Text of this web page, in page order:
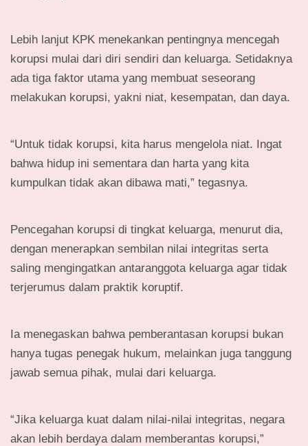
Lebih lanjut KPK menekankan pentingnya mencegah
korupsi mulai dari diri sendiri dan keluarga. Setidaknya
ada tiga faktor utama yang membuat seseorang
melakukan korupsi, yakni niat, kesempatan, dan daya.
“Untuk tidak korupsi, kita harus mengelola niat. Ingat
bahwa hidup ini sementara dan harta yang kita
kumpulkan tidak akan dibawa mati,” tegasnya.
Pencegahan korupsi di tingkat keluarga, menurut dia,
dengan menerapkan sembilan nilai integritas serta
saling mengingatkan antaranggota keluarga agar tidak
terjerumus dalam praktik koruptif.
Ia menegaskan bahwa pemberantasan korupsi bukan
hanya tugas penegak hukum, melainkan juga tanggung
jawab semua pihak, mulai dari keluarga.
“Jika keluarga kuat dalam nilai-nilai integritas, negara
akan lebih berdaya dalam memberantas korupsi,”